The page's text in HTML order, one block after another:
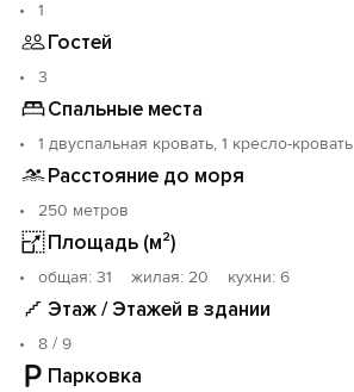
1
Гостей
3
Спальные места
1 двуспальная кровать, 1 кресло-кровать
Расстояние до моря
250 метров
Площадь (м²)
oбщая: 31 жилая: 20 кухни: 6
Этаж / Этажей в здании
8 / 9
Парковка